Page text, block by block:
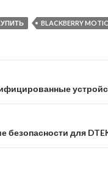
BLACKBERRY
безопасности для